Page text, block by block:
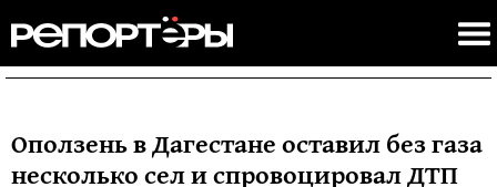
Оползень в Дагестане оставил без газа
несколько сел и спровоцировал ДТП